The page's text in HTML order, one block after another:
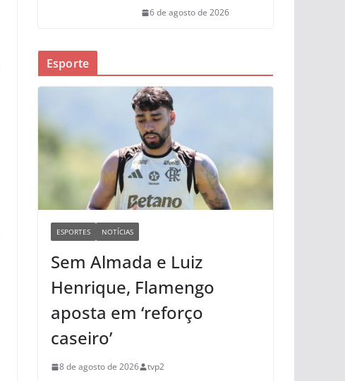
6 de agosto de 2026
Esporte
ESPORTES NOTÍCIAS
Sem Almada e Luiz
Henrique, Flamengo
aposta em ‘reforço
caseiro’
8 de agosto de 2026 tvp2